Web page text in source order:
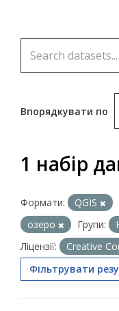
Впорядкувати по
1 набір
Формати: QGIS
озеро
Групи:
Ліцензії:
Creative
Фільтрувати